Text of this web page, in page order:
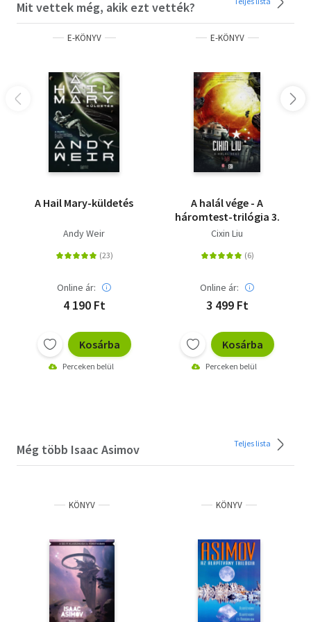
Mit vettek még, akik ezt vették?
E-KÖNYV
A Hail Mary-küldetés
Andy Weir
Online ár:
4 190 Ft
Kosárba
Perceken belül
E-KÖNYV
A halál vége - A
háromtest-trilógia 3.
Cixin Liu
Online ár:
3 499 Ft
Kosárba
Perceken belül
Még több Isaac Asimov Teljes lista
KÖNYV KÖNYV